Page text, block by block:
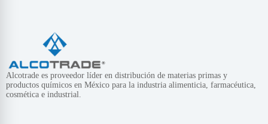
Alcotrade es proveedor líder en distribución de materias primas y
productos químicos en México para la industria alimenticia, farmacéutica,
cosmética e industrial.